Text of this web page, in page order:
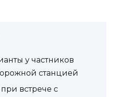
у частников
станцией
встрече с